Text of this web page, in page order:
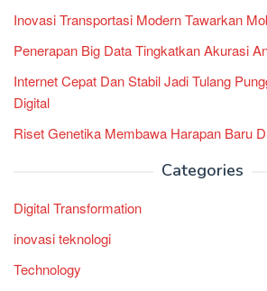
Inovasi Transportasi Modern Tawarkan
Penerapan Big Data Tingkatkan Akurasi
Internet Cepat Dan Stabil Jadi Tulang
Digital
Riset Genetika Membawa Harapan Baru
Categories
Digital Transformation
inovasi teknologi
Technology